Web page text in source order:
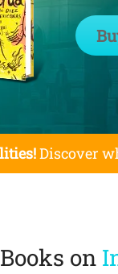
Discover
Books on